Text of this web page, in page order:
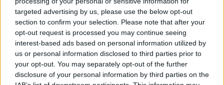
targeted advertising by us, please use the below opt-out
section to confirm your selection. Please note that after your
opt-out request is processed you may continue seeing
interest-based ads based on personal information utilized by
us or personal information disclosed to third parties prior to
your opt-out. You may separately opt-out of the further
disclosure of your personal information by third parties on the
noi stessi e non guardando troppo a quello che fanno gli
altri”.
IlLiverpooltornerà in campo già mercoledì contro
Southamptonnella Capital One Cup.
REDAZIONE